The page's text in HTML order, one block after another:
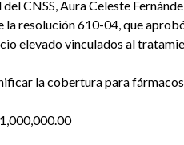
CNSS, Aura Celeste
resolución 610-04, que
elevado vinculados al
la cobertura para